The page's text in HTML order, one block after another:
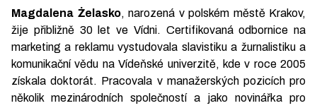
Magdalena Żelasko, narozená v polském městě Krakov,
žije přibližně 30 let ve Vídni. Certifikovaná odbornice na
marketing a reklamu vystudovala slavistiku a žurnalistiku a
komunikační vědu na Vídeňské univerzitě, kde v roce 2005
získala doktorát. Pracovala v manažerských pozicích pro
několik mezinárodních společností a jako novinářka pro